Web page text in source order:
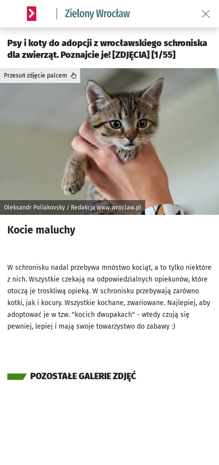
Serwis informacyjny wroclaw.pl podserwis: Środowisko we
Psy i koty do adopcji z wrocławskiego schroniska
dla zwierząt. Poznajcie je! [ZDJĘCIA] [1/55]
Oleksandr Poliakovsky / Redakcja www.wroclaw.pl
Przesuń zdjęcie palcem
Kocie maluchy
W schronisku nadal przebywa mnóstwo kociąt, a to tylko niektóre
z nich. Wszystkie czekają na odpowiedzialnych opiekunów, które
otoczą je troskliwą opieką. W schronisku przebywają zarówno
kotki, jak i kocury. Wszystkie kochane, zwariowane. Najlepiej, aby
adoptować je w tzw. "kocich dwupakach" - wtedy czują się
pewniej, lepiej i mają swoje towarzystwo do zabawy :)
POZOSTAŁE GALERIE ZDJĘĆ